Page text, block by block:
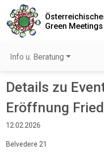
Green
Info u. Beratung
Details zu
Eröffnung
12.02.2026
Belvedere 21